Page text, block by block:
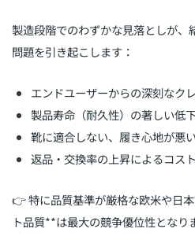
製造段階でのわずかな見落としが
問題を引き起こします：
エンドユーザーからの深刻なク
製品寿命（耐久性）の著しい低
靴に適合しない、履き心地が悪
返品・交換率の上昇によるコス
👉 特に品質基準が厳格な欧米や日
ト品質**は最大の競争優位性となり